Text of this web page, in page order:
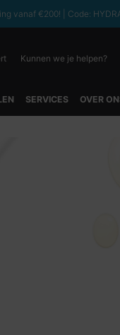
vanaf €200! | Code:
Kunnen we je helpen?
SERVICES OVER